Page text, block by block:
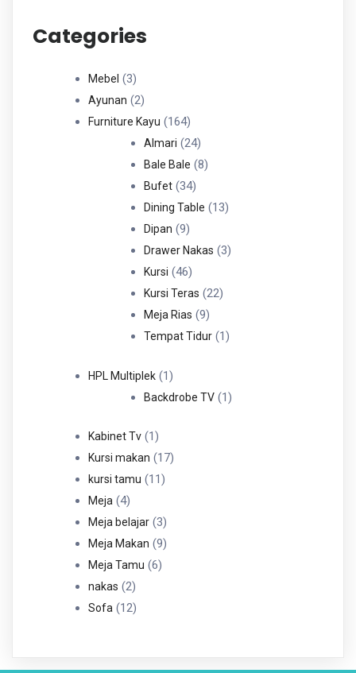
Categories
Mebel 33
Produk
Ayunan 22
Produk
Furniture Kayu 164164
Produk
Almari 2424
Produk
Bale Bale 88
Bufet 3434
Produk
Dining Table 1313
Dipan 99
Produk
Drawer Nakas 33
Kursi 4646
Produk
Kursi Teras 2222
Meja Rias 99
Produk
Tempat Tidur 11
HPL Multiplek 11
Produk
Backdrobe TV 11
Kabinet Tv 11
Produk
Kursi makan 1717
kursi tamu 1111
Meja 44
Produk
Meja belajar 33
Produk
Meja Makan 99
Meja Tamu 66
nakas 22
Produk
Sofa 1212